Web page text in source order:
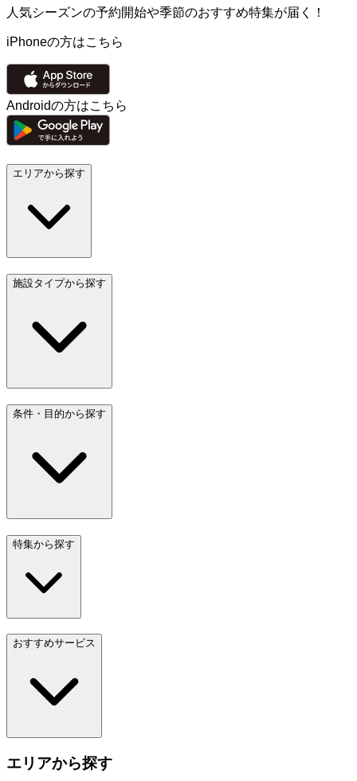
人気シーズンの予約開始や季節のおすすめ特集が届く！
iPhoneの方はこちら
Androidの方はこちら
エリアから探す
施設タイプから探す
条件・目的から探す
特集から探す
おすすめサービス
エリアから探す